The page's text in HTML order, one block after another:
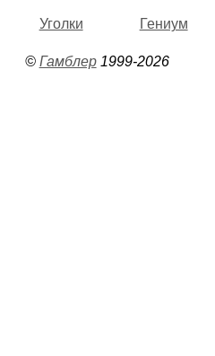
Уголки Гениум
© Гамблер1999-2026